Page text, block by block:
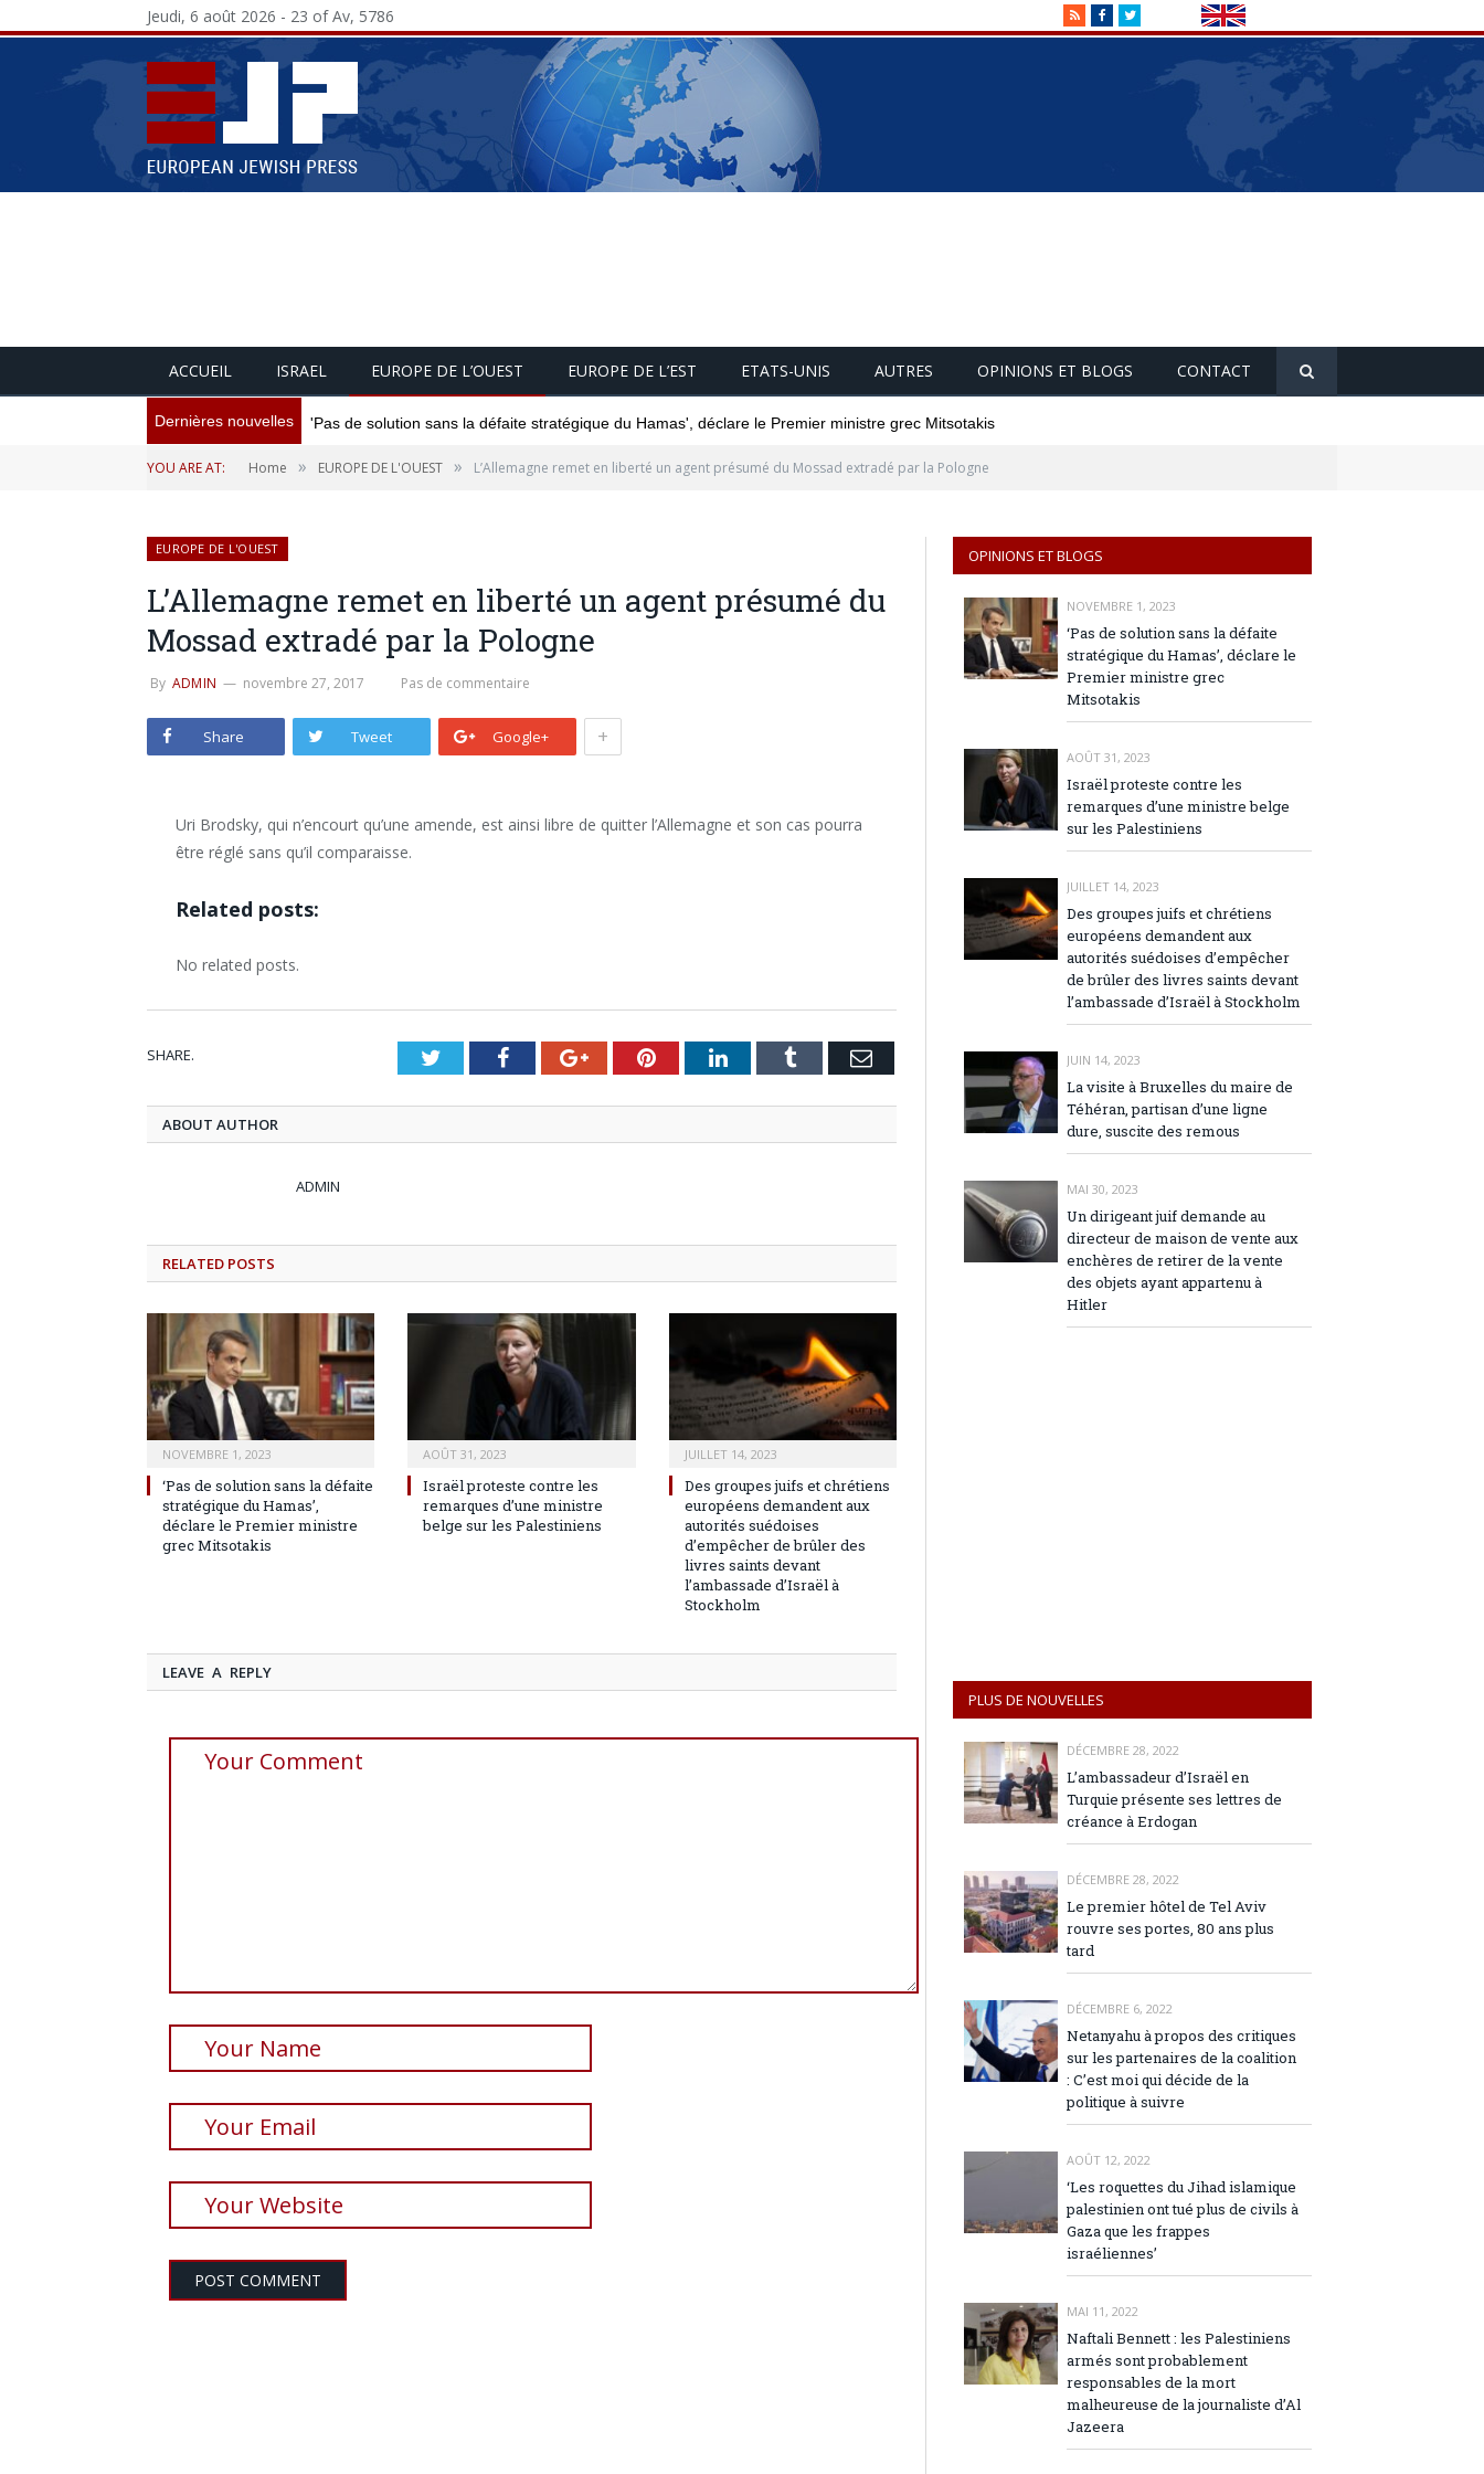
RSSFacebookTwitter
Jeudi, 6 août 2026 - 23 of Av, 5786
ACCUEIL ISRAEL EUROPE DE L’OUEST EUROPE DE L’EST ETATS-UNIS AUTRES OPINIONS ET BLOGS CONTACT
Dernières nouvelles 'Pas de solution sans la défaite stratégique du Hamas', déclare le Premier ministre grec Mitsotakis
YOU ARE AT: Home » EUROPE DE L'OUEST » L’Allemagne remet en liberté un agent présumé du Mossad extradé par la Pologne
EUROPE DE L'OUEST
L’Allemagne remet en liberté un agent présumé du
Mossad extradé par la Pologne
By ADMIN novembre 27, 2017 Pas de commentaire
Share Tweet Google+ +
Uri Brodsky, qui n’encourt qu’une amende, est ainsi libre de quitter l’Allemagne et son cas pourra
être réglé sans qu’il comparaisse.
Related posts:
No related posts.
SHARE. TwitterFacebookGoogle+PinterestLinkedInTumblr Email
ABOUT AUTHOR
ADMIN
RELATED POSTS
NOVEMBRE 1, 2023
‘Pas de solution sans la défaite
stratégique du Hamas’,
déclare le Premier ministre
grec Mitsotakis
AOÛT 31, 2023
Israël proteste contre les
remarques d’une ministre
belge sur les Palestiniens
JUILLET 14, 2023
Des groupes juifs et chrétiens
européens demandent aux
autorités suédoises
d’empêcher de brûler des
livres saints devant
l’ambassade d’Israël à
Stockholm
LEAVE A REPLY
OPINIONS ET BLOGS
NOVEMBRE 1, 2023
‘Pas de solution sans la défaite
stratégique du Hamas’, déclare le
Premier ministre grec
Mitsotakis
AOÛT 31, 2023
Israël proteste contre les
remarques d’une ministre belge
sur les Palestiniens
JUILLET 14, 2023
Des groupes juifs et chrétiens
européens demandent aux
autorités suédoises d’empêcher
de brûler des livres saints devant
l’ambassade d’Israël à Stockholm
JUIN 14, 2023
La visite à Bruxelles du maire de
Téhéran, partisan d’une ligne
dure, suscite des remous
MAI 30, 2023
Un dirigeant juif demande au
directeur de maison de vente aux
enchères de retirer de la vente
des objets ayant appartenu à
Hitler
PLUS DE NOUVELLES
DÉCEMBRE 28, 2022
L’ambassadeur d’Israël en
Turquie présente ses lettres de
créance à Erdogan
DÉCEMBRE 28, 2022
Le premier hôtel de Tel Aviv
rouvre ses portes, 80 ans plus
tard
DÉCEMBRE 6, 2022
Netanyahu à propos des critiques
sur les partenaires de la coalition
: C’est moi qui décide de la
politique à suivre
AOÛT 12, 2022
‘Les roquettes du Jihad islamique
palestinien ont tué plus de civils à
Gaza que les frappes
israéliennes’
MAI 11, 2022
Naftali Bennett : les Palestiniens
armés sont probablement
responsables de la mort
malheureuse de la journaliste d’Al
Jazeera